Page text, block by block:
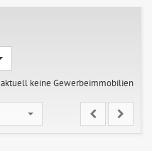
aktuell keine Gewerbeimmobilien